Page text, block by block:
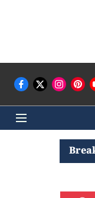
ঘোষের খোঁজে সিপিআইএম